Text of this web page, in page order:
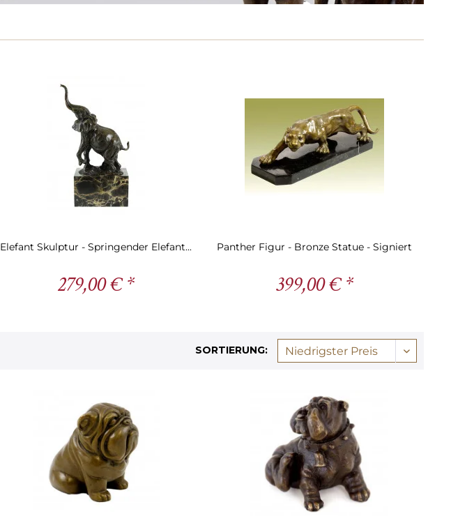
Elefant Skulptur - Springender Elefant...
279,00 € *
Panther Figur - Bronze Statue - Signiert
399,00 € *
SORTIERUNG: